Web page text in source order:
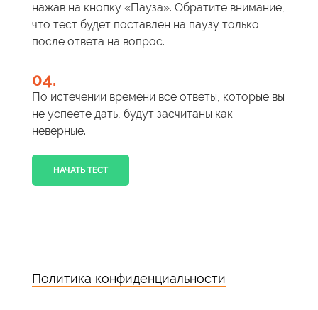
нажав на кнопку «Пауза». Обратите внимание,
что тест будет поставлен на паузу только
после ответа на вопрос.
04.
По истечении времени все ответы, которые вы
не успеете дать, будут засчитаны как
неверные.
НАЧАТЬ ТЕСТ
Политика конфиденциальности